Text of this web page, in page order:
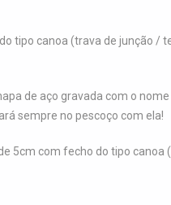
tipo canoa (trava de junção /
de aço gravada com o
sempre no pescoço com ela!
5cm com fecho do tipo